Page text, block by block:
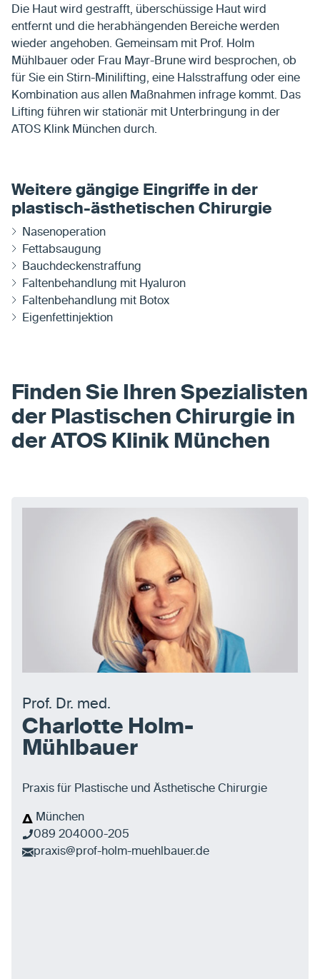
Die Haut wird gestrafft, überschüssige Haut wird
entfernt und die herabhängenden Bereiche werden
wieder angehoben. Gemeinsam mit Prof. Holm
Mühlbauer oder Frau Mayr-Brune wird besprochen, ob
für Sie ein Stirn-Minilifting, eine Halsstraffung oder eine
Kombination aus allen Maßnahmen infrage kommt. Das
Lifting führen wir stationär mit Unterbringung in der
ATOS Klink München durch.
Weitere gängige Eingriffe in der
plastisch-ästhetischen Chirurgie
Nasenoperation
Fettabsaugung
Bauchdeckenstraffung
Faltenbehandlung mit Hyaluron
Faltenbehandlung mit Botox
Eigenfettinjektion
Finden Sie Ihren Spezialisten
der Plastischen Chirurgie in
der ATOS Klinik München
Prof. Dr. med.
Charlotte Holm-
Mühlbauer
Praxis für Plastische und Ästhetische Chirurgie
München
089 204000-205
praxis@prof-holm-muehlbauer.de